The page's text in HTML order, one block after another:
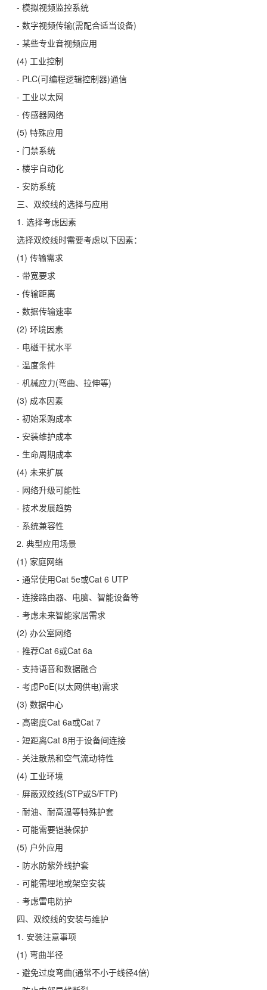
- 模拟视频监控系统
- 数字视频传输(需配合适当设备)
- 某些专业音视频应用
(4) 工业控制
- PLC(可编程逻辑控制器)通信
- 工业以太网
- 传感器网络
(5) 特殊应用
- 门禁系统
- 楼宇自动化
- 安防系统
三、双绞线的选择与应用
1. 选择考虑因素
选择双绞线时需要考虑以下因素：
(1) 传输需求
- 带宽要求
- 传输距离
- 数据传输速率
(2) 环境因素
- 电磁干扰水平
- 温度条件
- 机械应力(弯曲、拉伸等)
(3) 成本因素
- 初始采购成本
- 安装维护成本
- 生命周期成本
(4) 未来扩展
- 网络升级可能性
- 技术发展趋势
- 系统兼容性
2. 典型应用场景
(1) 家庭网络
- 通常使用Cat 5e或Cat 6 UTP
- 连接路由器、电脑、智能设备等
- 考虑未来智能家居需求
(2) 办公室网络
- 推荐Cat 6或Cat 6a
- 支持语音和数据融合
- 考虑PoE(以太网供电)需求
(3) 数据中心
- 高密度Cat 6a或Cat 7
- 短距离Cat 8用于设备间连接
- 关注散热和空气流动特性
(4) 工业环境
- 屏蔽双绞线(STP或S/FTP)
- 耐油、耐高温等特殊护套
- 可能需要铠装保护
(5) 户外应用
- 防水防紫外线护套
- 可能需埋地或架空安装
- 考虑雷电防护
四、双绞线的安装与维护
1. 安装注意事项
(1) 弯曲半径
- 避免过度弯曲(通常不小于线径4倍)